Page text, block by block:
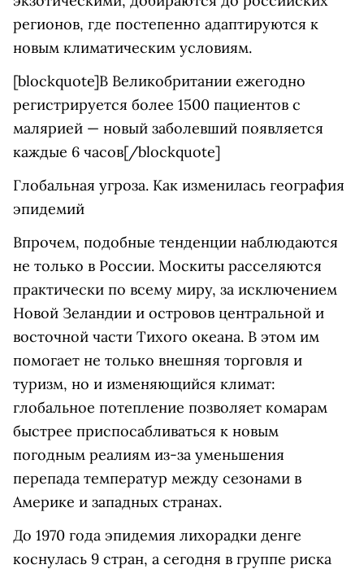
регионов, где постепенно адаптируются к
новым климатическим условиям.
[blockquote]В Великобритании ежегодно
регистрируется более 1500 пациентов с
малярией — новый заболевший появляется
каждые 6 часов[/blockquote]
Глобальная угроза. Как изменилась география
эпидемий
Впрочем, подобные тенденции наблюдаются
не только в России. Москиты расселяются
практически по всему миру, за исключением
Новой Зеландии и островов центральной и
восточной части Тихого океана. В этом им
помогает не только внешняя торговля и
туризм, но и изменяющийся климат:
глобальное потепление позволяет комарам
быстрее приспосабливаться к новым
погодным реалиям из-за уменьшения
перепада температур между сезонами в
Америке и западных странах.
До 1970 года эпидемия лихорадки денге
коснулась 9 стран, а сегодня в группе риска